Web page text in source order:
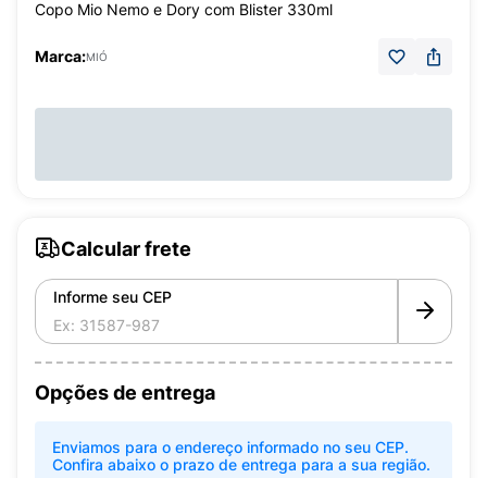
Copo Mio Nemo e Dory com Blister 330ml
Marca:MIÓ
Calcular frete
Informe seu CEP
Opções de entrega
Enviamos para o endereço informado no seu CEP.
Confira abaixo o prazo de entrega para a sua região.